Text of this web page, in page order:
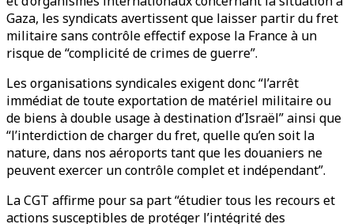
Gaza, les syndicats avertissent que laisser partir du fret
militaire sans contrôle effectif expose la France à un
risque de “complicité de crimes de guerre”.
Les organisations syndicales exigent donc “l’arrêt
immédiat de toute exportation de matériel militaire ou
de biens à double usage à destination d’Israël” ainsi que
“l’interdiction de charger du fret, quelle qu’en soit la
nature, dans nos aéroports tant que les douaniers ne
peuvent exercer un contrôle complet et indépendant”.
La CGT affirme pour sa part “étudier tous les recours et
actions susceptibles de protéger l’intégrité des